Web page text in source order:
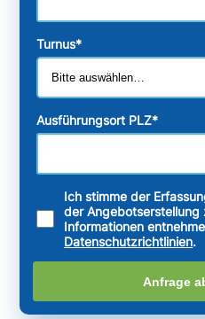
Turnus*
Ausführungsort PLZ*
Ich stimme der
der Angebotserstellung
Informationen
Datenschutzrichtlinien.
Anfrage